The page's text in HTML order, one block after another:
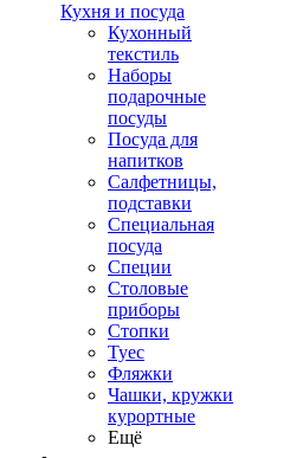
Кухня и посуда
Кухонный
текстиль
Наборы
подарочные
посуды
Посуда для
напитков
Салфетницы,
подставки
Специальная
посуда
Специи
Столовые
приборы
Стопки
Туес
Фляжки
Чашки, кружки
курортные
Ещё